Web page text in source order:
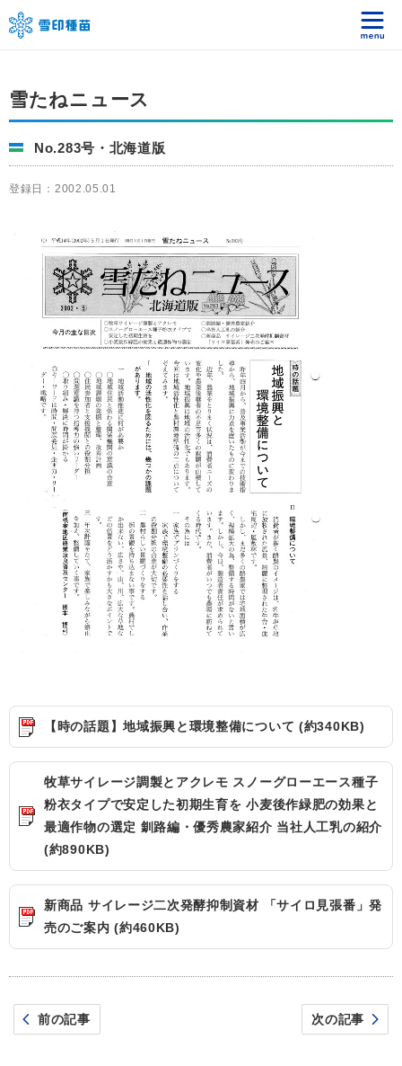
雪たねニュース
No.283号・北海道版
登録日：2002.05.01
【時の話題】地域振興と環境整備について (約340KB)
牧草サイレージ調製とアクレモ スノーグローエース種子
粉衣タイプで安定した初期生育を 小麦後作緑肥の効果と
最適作物の選定 釧路編・優秀農家紹介 当社人工乳の紹介
(約890KB)
新商品 サイレージ二次発酵抑制資材 「サイロ見張番」発
売のご案内 (約460KB)
前の記事 次の記事